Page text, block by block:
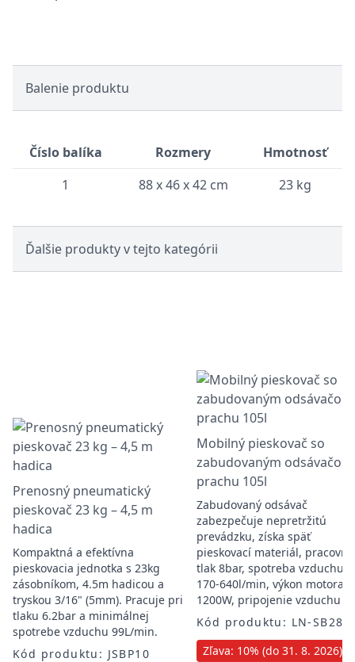
Balenie produktu
Číslo balíka Rozmery
Hmotnosť
1
88 x 46 x 42 cm 23 kg
Ďalšie produkty v tejto kategórii
Prenosný pneumatický
pieskovač 23 kg – 4,5 m
hadica
Kompaktná a efektívna
pieskovacia jednotka s 23kg
zásobníkom, 4.5m hadicou a
tryskou 3/16" (5mm). Pracuje pri
tlaku 6.2bar a minimálnej
spotrebe vzduchu 99L/min.
Kód produktu: JSBP10
Mobilný pieskovač so
zabudovaným odsávačom
prachu 105l
Zabudovaný odsávač
zabezpečuje nepretržitú
prevádzku, získa späť
pieskovací materiál, pracovný
tlak 8bar, spotreba vzduchu
170-640l/min, výkon motora
1200W, pripojenie vzduchu
Kód produktu: LN-SB28
Zľava: 10% (do 31. 8. 2026)